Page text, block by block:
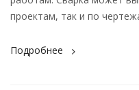
проектам, так и по
Подробнее